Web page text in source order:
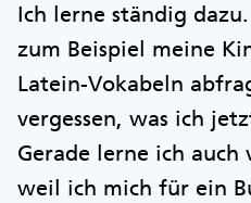
Ich lerne ständig
zum Beispiel meine
Latein-Vokabeln
vergessen, was ich
Gerade lerne ich
weil ich mich für ein